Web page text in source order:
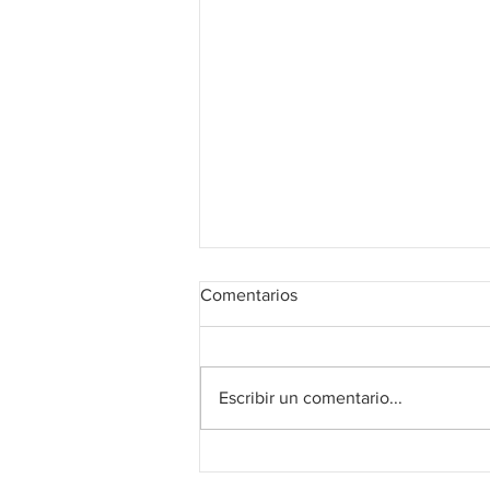
¡Ahí viene Borja!
Comentarios
Escribir un comentario...